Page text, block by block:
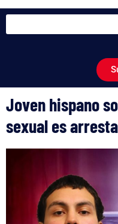
Joven hispano
sexual es